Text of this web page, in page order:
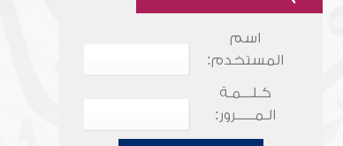
اسم
المستخدم:
كـلـــمـة
الـمـــــرور: